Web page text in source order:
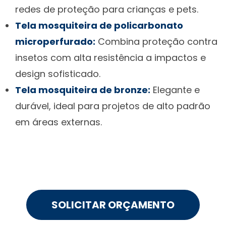
redes de proteção para crianças e pets.
Tela mosquiteira de policarbonato
microperfurado: Combina proteção contra
insetos com alta resistência a impactos e
design sofisticado.
Tela mosquiteira de bronze: Elegante e
durável, ideal para projetos de alto padrão
em áreas externas.
SOLICITAR ORÇAMENTO